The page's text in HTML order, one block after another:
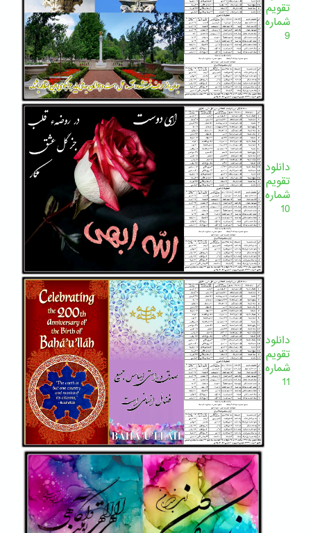
تقویم
شماره
9
دانلود
تقویم
شماره
10
دانلود
تقویم
شماره
11